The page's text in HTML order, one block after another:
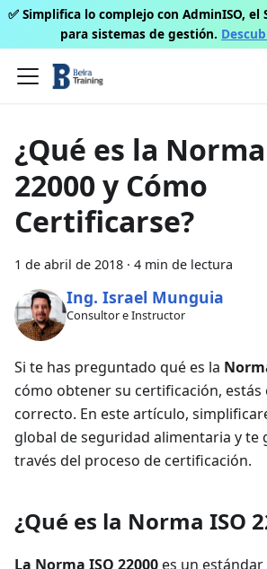
✅ Simplifica lo complejo con AdminISO,
para sistemas de gestión.
¿Qué es la
22000 y Cómo
Certificarse?
1 de abril de 2018 · 4 min de lectura
Ing. Israel Munguia
Consultor e Instructor
Si te has preguntado qué es la
cómo obtener su certificación, estás
correcto. En este artículo,
global de seguridad alimentaria y te
través del proceso de certificación.
¿Qué es la Norma ISO
La Norma ISO 22000es un